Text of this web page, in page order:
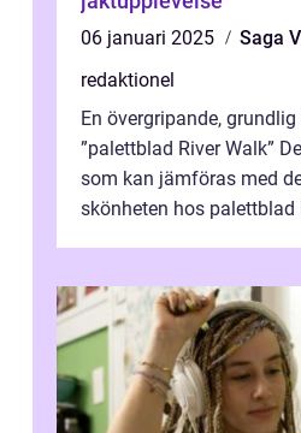
06 januari 2025
Saga
redaktionel
En övergripande,
”palettblad River Walk”
som kan jämföras med
skönheten hos palettblad